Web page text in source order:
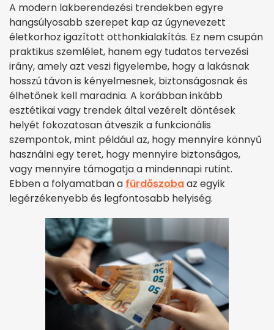
A modern lakberendezési trendekben egyre
hangsúlyosabb szerepet kap az úgynevezett
életkorhoz igazított otthonkialakítás. Ez nem csupán
praktikus szemlélet, hanem egy tudatos tervezési
irány, amely azt veszi figyelembe, hogy a lakásnak
hosszú távon is kényelmesnek, biztonságosnak és
élhetőnek kell maradnia. A korábban inkább
esztétikai vagy trendek által vezérelt döntések
helyét fokozatosan átveszik a funkcionális
szempontok, mint például az, hogy mennyire könnyű
használni egy teret, hogy mennyire biztonságos,
vagy mennyire támogatja a mindennapi rutint.
Ebben a folyamatban a fürdőszobaaz egyik
legérzékenyebb és legfontosabb helyiség.